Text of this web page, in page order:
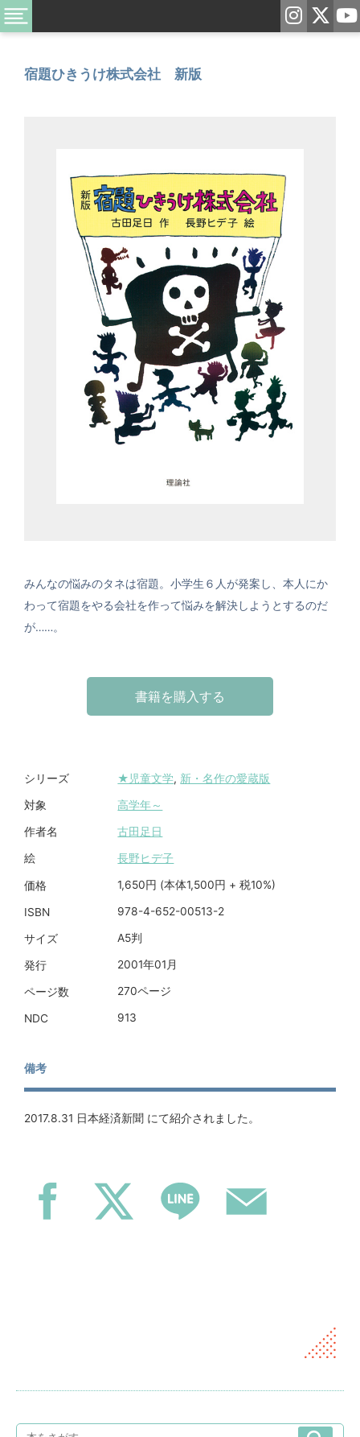
宿題ひきうけ株式会社 新版
みんなの悩みのタネは宿題。小学生６人が発案し、本人にか
わって宿題をやる会社を作って悩みを解決しようとするのだ
が……。
書籍を購入する
シリーズ ★児童文学, 新・名作の愛蔵版
対象 高学年～
作者名 古田足日
絵 長野ヒデ子
価格 1,650円 (本体1,500円 + 税10%)
ISBN 978-4-652-00513-2
サイズ A5判
発行 2001年01月
ページ数 270ページ
NDC 913
備考
2017.8.31 日本経済新聞 にて紹介されました。